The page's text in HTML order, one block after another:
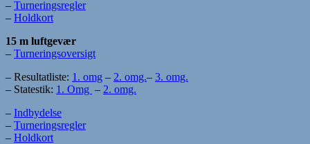
– Turneringsregler
– Holdkort
15 m luftgevær
– Turneringsoversigt
– Resultatliste: 1. omg – 2. omg.– 3. omg.
– Statestik: 1. Omg – 2. omg.
– Indbydelse
– Turneringsregler
– Holdkort